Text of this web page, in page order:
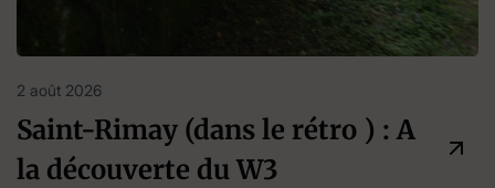
2 août 2026
Saint-Rimay (dans le rétro ) : A
la découverte du W3